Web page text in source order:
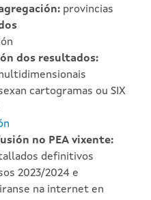
provincias
dos resultados:
cartogramas ou SIX
no PEA vixente:
definitivos
2023/2024 e
na internet en